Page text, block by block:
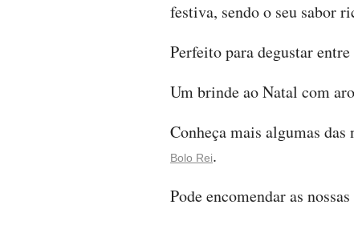
festiva, sendo o seu sabor
Perfeito para degustar entre
Um brinde ao Natal com
Conheça mais algumas das
Bolo Rei.
Pode encomendar as